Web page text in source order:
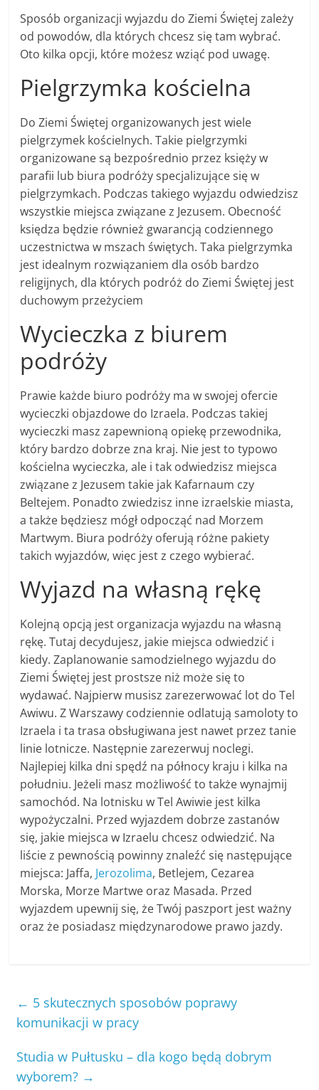
Sposób organizacji wyjazdu do Ziemi Świętej zależy
od powodów, dla których chcesz się tam wybrać.
Oto kilka opcji, które możesz wziąć pod uwagę.
Pielgrzymka kościelna
Do Ziemi Świętej organizowanych jest wiele
pielgrzymek kościelnych. Takie pielgrzymki
organizowane są bezpośrednio przez księży w
parafii lub biura podróży specjalizujące się w
pielgrzymkach. Podczas takiego wyjazdu odwiedzisz
wszystkie miejsca związane z Jezusem. Obecność
księdza będzie również gwarancją codziennego
uczestnictwa w mszach świętych. Taka pielgrzymka
jest idealnym rozwiązaniem dla osób bardzo
religijnych, dla których podróż do Ziemi Świętej jest
duchowym przeżyciem
Wycieczka z biurem
podróży
Prawie każde biuro podróży ma w swojej ofercie
wycieczki objazdowe do Izraela. Podczas takiej
wycieczki masz zapewnioną opiekę przewodnika,
który bardzo dobrze zna kraj. Nie jest to typowo
kościelna wycieczka, ale i tak odwiedzisz miejsca
związane z Jezusem takie jak Kafarnaum czy
Beltejem. Ponadto zwiedzisz inne izraelskie miasta,
a także będziesz mógł odpocząć nad Morzem
Martwym. Biura podróży oferują różne pakiety
takich wyjazdów, więc jest z czego wybierać.
Wyjazd na własną rękę
Kolejną opcją jest organizacja wyjazdu na własną
rękę. Tutaj decydujesz, jakie miejsca odwiedzić i
kiedy. Zaplanowanie samodzielnego wyjazdu do
Ziemi Świętej jest prostsze niż może się to
wydawać. Najpierw musisz zarezerwować lot do Tel
Awiwu. Z Warszawy codziennie odlatują samoloty to
Izraela i ta trasa obsługiwana jest nawet przez tanie
linie lotnicze. Następnie zarezerwuj noclegi.
Najlepiej kilka dni spędź na północy kraju i kilka na
południu. Jeżeli masz możliwość to także wynajmij
samochód. Na lotnisku w Tel Awiwie jest kilka
wypożyczalni. Przed wyjazdem dobrze zastanów
się, jakie miejsca w Izraelu chcesz odwiedzić. Na
liście z pewnością powinny znaleźć się następujące
miejsca: Jaffa, Jerozolima, Betlejem, Cezarea
Morska, Morze Martwe oraz Masada. Przed
wyjazdem upewnij się, że Twój paszport jest ważny
oraz że posiadasz międzynarodowe prawo jazdy.
← 5 skutecznych sposobów poprawy
komunikacji w pracy
Studia w Pułtusku – dla kogo będą dobrym
wyborem? →